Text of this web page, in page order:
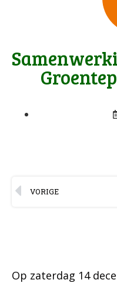
VORIGE
Op zaterdag 14